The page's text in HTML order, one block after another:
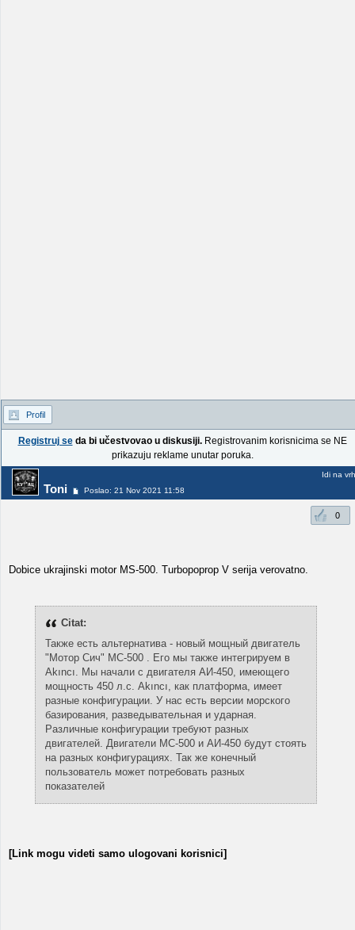
Profil
Registruj seda bi učestvovao u diskusiji.Registrovanim korisnicima se NE
prikazuju reklame unutar poruka.
Toni Poslao: 21 Nov 2021 11:58
Idi na vrh
0
Dobice ukrajinski motor MS-500. Turbopoprop V serija verovatno.
Citat:
Также есть альтернатива - новый мощный двигатель
"Мотор Сич" МС-500 . Его мы также интегрируем в
Akıncı. Мы начали с двигателя АИ-450, имеющего
мощность 450 л.с. Akıncı, как платформа, имеет
разные конфигурации. У нас есть версии морского
базирования, разведывательная и ударная.
Различные конфигурации требуют разных
двигателей. Двигатели МС-500 и АИ-450 будут стоять
на разных конфигурациях. Так же конечный
пользователь может потребовать разных
показателей
[Link mogu videti samo ulogovani korisnici]